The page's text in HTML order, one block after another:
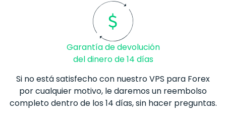
Garantía de devolución
del dinero de 14 días
Si no está satisfecho con nuestro VPS para Forex
por cualquier motivo, le daremos un reembolso
completo dentro de los 14 días, sin hacer preguntas.